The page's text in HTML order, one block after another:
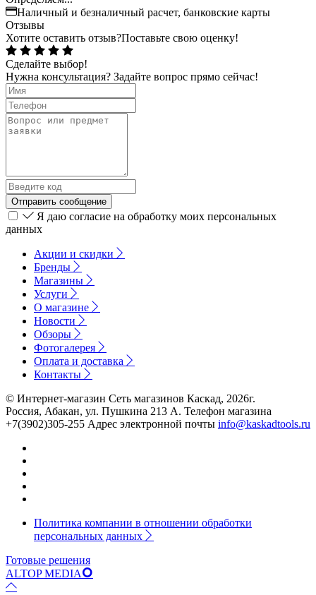
Наличный и безналичный расчет, банковские карты
Отзывы
Хотите оставить отзыв?Поставьте свою оценку!
Сделайте выбор!
Нужна консультация? Задайте вопрос прямо сейчас!
Отправить сообщение
Я даю согласие на обработку моих персональных
данных
Акции и скидки
Бренды
Магазины
Услуги
О магазине
Новости
Обзоры
Фотогалерея
Оплата и доставка
Контакты
© Интернет-магазин Сеть магазинов Каскад, 2026г.
Россия, Абакан, ул. Пушкина 213 А. Телефон магазина
+7(3902)305-255 Адрес электронной почты info@kaskadtools.ru
Политика компании в отношении обработки
персональных данных
Готовые решения
ALTOP MEDIA